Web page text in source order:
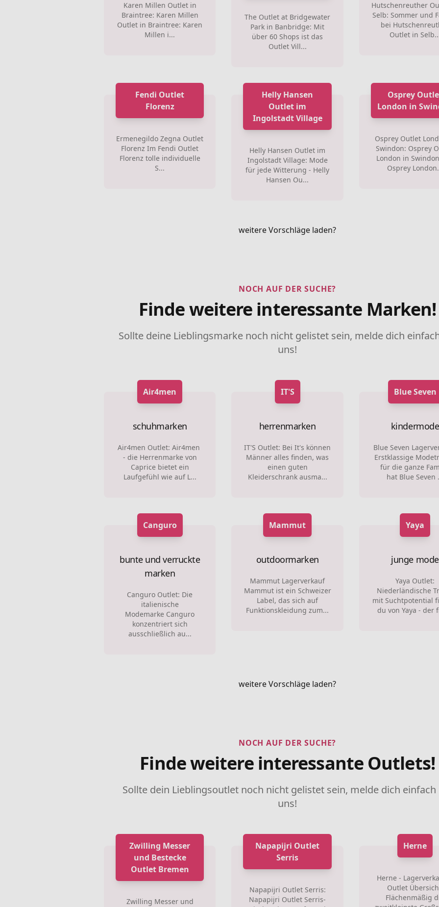
Karen Millen Outlet in
Braintree: Karen Millen
Outlet in Braintree: Karen
Millen i...
The Outlet at Bridgewater
Park in Banbridge: Mit
über 60 Shops ist das
Outlet Vill...
Hutschenreuther
Selb: Sommer und
bei
Outlet in
Fendi Outlet
Florenz
Ermenegildo Zegna Outlet
Florenz Im Fendi Outlet
Florenz tolle individuelle
S...
Helly Hansen
Outlet im
Ingolstadt Village
Helly Hansen Outlet im
Ingolstadt Village: Mode
für jede Witterung - Helly
Hansen Ou...
Osprey
London in
Osprey Outlet
Swindon: Osprey
London in
Osprey
weitere Vorschläge laden?
NOCH AUF DER SUCHE?
Finde weitere interessante Marken!
Sollte deine Lieblingsmarke noch nicht gelistet sein, melde dich
uns!
Air4men
schuhmarken
Air4men Outlet: Air4men
- die Herrenmarke von
Caprice bietet ein
Laufgefühl wie auf L...
IT'S
herrenmarken
IT'S Outlet: Bei It's können
Männer alles finden, was
einen guten
Kleiderschrank ausma...
Blue Seven
kindermode
Blue Seven
Erstklassige
für die ganze
hat Blue Seven
Canguro
bunte und verruckte
marken
Canguro Outlet: Die
italienische
Modemarke Canguro
konzentriert sich
ausschließlich au...
Mammut
outdoormarken
Mammut Lagerverkauf
Mammut ist ein Schweizer
Label, das sich auf
Funktionskleidung zum...
Yaya
junge mode
Yaya Outlet:
Niederländische
mit Suchtpotential
du von Yaya - der
weitere Vorschläge laden?
NOCH AUF DER SUCHE?
Finde weitere interessante Outlets!
Sollte dein Lieblingsoutlet noch nicht gelistet sein, melde dich einfach
uns!
Zwilling Messer
und Bestecke
Outlet Bremen
Zwilling Messer und
Napapijri Outlet
Serris
Napapijri Outlet Serris:
Napapijri Outlet Serris-
Herne
Herne -
Outlet
Flächenmäßig